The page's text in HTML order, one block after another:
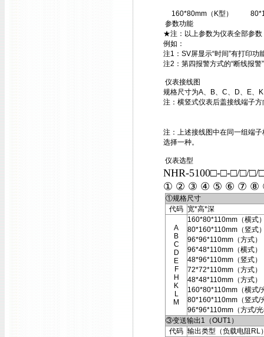
160*80mm（K型）
参数功能
★注：以上参数为仪表全部参数
例如：
注1：SV屏显示“时间”有打印功
注2：第四报警方式的“断线报
仪表接线图
规格尺寸为A、B、C、D、E、
注：横竖式仪表后盖接线端子
注：上述接线图中在同一组端
选择一种。
仪表选型
NHR-5100□-□-□/□/□/
① ② ③ ④ ⑤ ⑥ ⑦ ⑧
①规格尺寸
代码 宽*高*深
A
B
C
D
E
F
H
K
L
M
160*80*110mm（横式
80*160*110mm（竖式
96*96*110mm（方式）
96*48*110mm（横式）
48*96*110mm（竖式）
72*72*110mm（方式）
48*48*110mm（方式）
160*80*110mm（横式/
80*160*110mm（竖式/
96*96*110mm（方式/
③变送输出1（OUT1）
代码 输出类型（负载电阻RL